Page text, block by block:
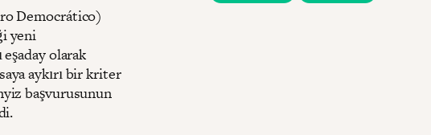
Democrático)
yeni
olarak
aykırı bir kriter
başvurusunun